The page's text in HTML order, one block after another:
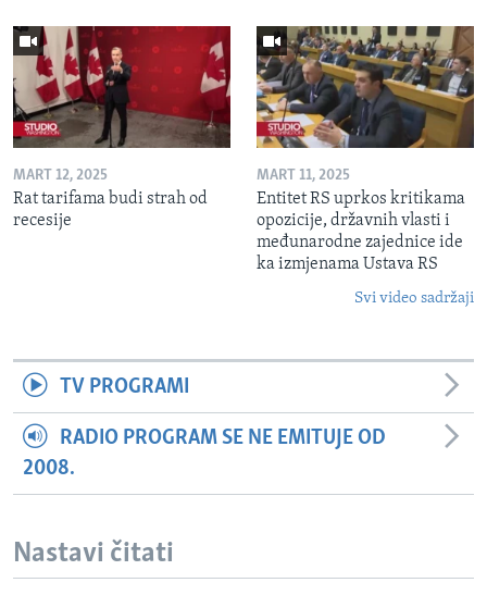
MART 12, 2025
Rat tarifama budi strah od
recesije
MART 11, 2025
Entitet RS uprkos kritikama
opozicije, državnih vlasti i
međunarodne zajednice ide
ka izmjenama Ustava RS
Svi video sadržaji
TV PROGRAMI
RADIO PROGRAM SE NE EMITUJE OD
2008.
Nastavi čitati